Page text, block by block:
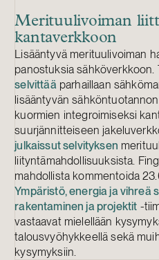
Merituulivoiman
kantaverkkoon
Lisääntyvä merituulivoiman
panostuksia
selvittääparhaillaan
lisääntyvän
kuormien integroimiseksi
suurjännitteiseen
julkaissut selvityksen
liityntämahdollisuuksista.
mahdollista kommentoida
Ympäristö, energia ja vihreä
rakentaminen ja projektit -
vastaavat mielellään
talousvyöhykkeellä sekä
kysymyksiin.